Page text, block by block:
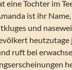
eine Tochter im
ist ihr
und
heutzutage
ruft bei